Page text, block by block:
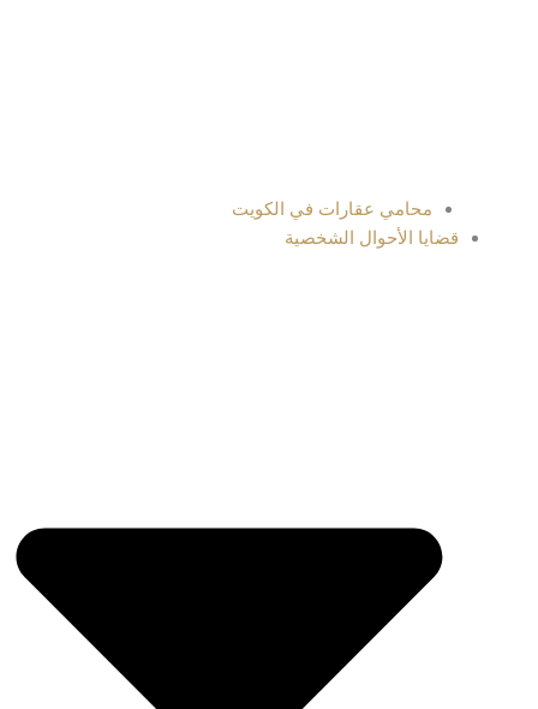
محامي عقارات في الكويت
قضايا الأحوال الشخصية